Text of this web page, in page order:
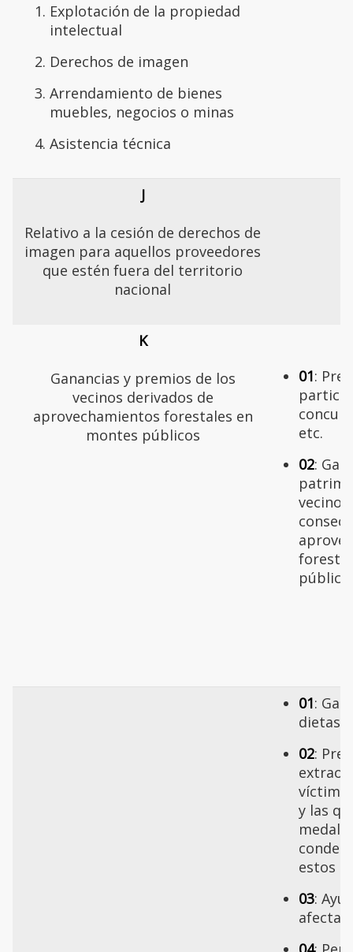
Explotación de la propiedad
intelectual
Derechos de imagen
Arrendamiento de bienes
muebles, negocios o minas
Asistencia técnica
J
Relativo a la cesión de derechos de
imagen para aquellos proveedores
que estén fuera del territorio
nacional
K
Ganancias y premios de los
vecinos derivados de
aprovechamientos forestales en
montes públicos
01:
etc.
02:
01:
dietas
02:
y las
estos
03: